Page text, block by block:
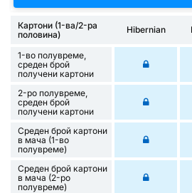
Картони (1-ва/2-ра
половина)
Hibernian
1-во полувреме,
среден брой
получени картони
2-ро полувреме,
среден брой
получени картони
Среден брой картони
в мача (1-во
полувреме)
Среден брой картони
в мача (2-ро
полувреме)